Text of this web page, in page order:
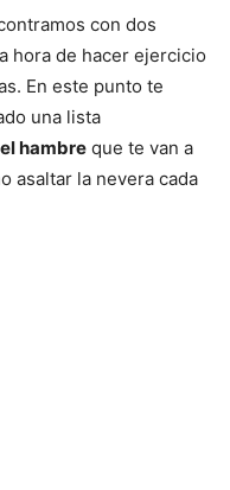
con dos
hora de hacer ejercicio
En este punto te
una lista
hambre que te van a
asaltar la nevera cada